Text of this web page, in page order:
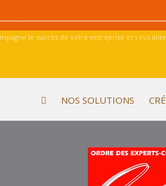
le succès de votre entreprise et vous
NOS SOLUTIONS